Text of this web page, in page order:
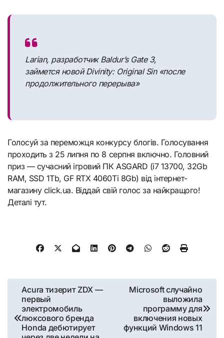
Larian, разработчик Baldur’s Gate 3,
займется новой Divinity: Original Sin «после
продолжительного перерыва»
Голосуй за переможця конкурсу блогів. Голосування
проходить з 25 липня по 8 серпня включно. Головний
приз — сучасний ігровий ПК ASGARD (i7 13700, 32Gb
RAM, SSD 1Tb, GF RTX 4060Ti 8Gb) від інтернет-
магазину click.ua. Віддай свій голос за найкращого!
Деталі тут.
Навигация
по
записям
Acura тизерит ZDX —
первый
электромобиль
люксового бренда
Honda дебютирует
Microsoft случайно
выложила
программу для
включения новых
функций Windows 11